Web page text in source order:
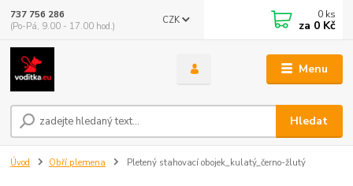
Menu
CZK
Hledat
737 756 286
(Po-Pá, 9.00 - 17.00 hod.)
0 ks
za 0 Kč
Úvod Obří plemena Pletený stahovací obojek_kulatý_černo-žlutý